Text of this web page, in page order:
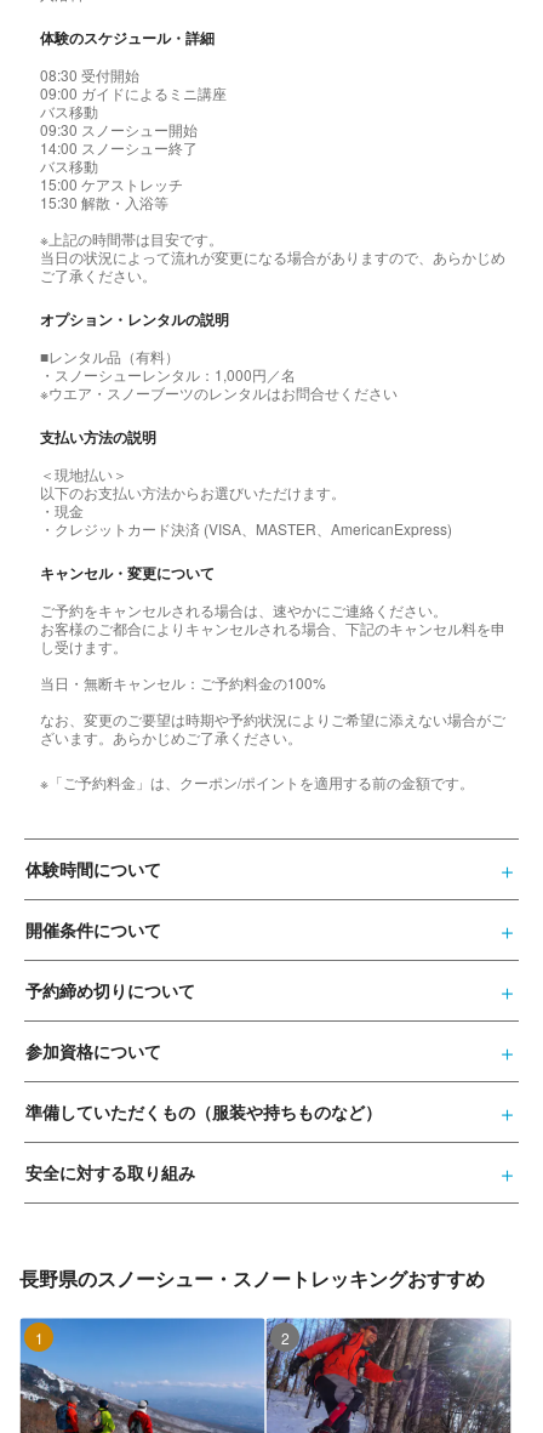
体験のスケジュール・詳細
08:30 受付開始
09:00 ガイドによるミニ講座
バス移動
09:30 スノーシュー開始
14:00 スノーシュー終了
バス移動
15:00 ケアストレッチ
15:30 解散・入浴等
※上記の時間帯は目安です。
当日の状況によって流れが変更になる場合がありますので、あらかじめ
ご了承ください。
オプション・レンタルの説明
■レンタル品（有料）
・スノーシューレンタル：1,000円／名
※ウエア・スノーブーツのレンタルはお問合せください
支払い方法の説明
＜現地払い＞
以下のお支払い方法からお選びいただけます。
・現金
・クレジットカード決済 (VISA、MASTER、AmericanExpress)
キャンセル・変更について
ご予約をキャンセルされる場合は、速やかにご連絡ください。
お客様のご都合によりキャンセルされる場合、下記のキャンセル料を申
し受けます。
当日・無断キャンセル：ご予約料金の100%
なお、変更のご要望は時期や予約状況によりご希望に添えない場合がご
ざいます。あらかじめご了承ください。
※「ご予約料金」は、クーポン/ポイントを適用する前の金額です。
体験時間について
開催条件について
予約締め切りについて
参加資格について
準備していただくもの（服装や持ちものなど）
安全に対する取り組み
長野県のスノーシュー・スノートレッキングおすすめ
2位